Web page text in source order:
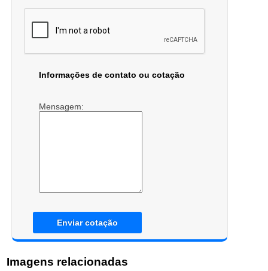
Informações de contato ou cotação
Mensagem:
Enviar cotação
Imagens relacionadas